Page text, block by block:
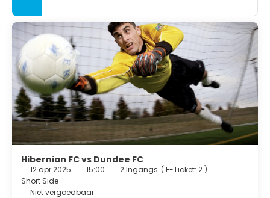
Hibernian FC vs Dundee FC
12 apr 2025 15:00 2 Ingangs ( E-Ticket: 2 )
Short Side
Niet vergoedbaar